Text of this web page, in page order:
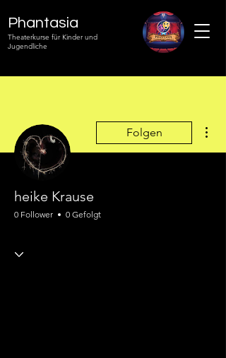
Phantasia
Theaterkurse für Kinder und
Jugendliche
Folgen
heike Krause
0 Follower 0 Gefolgt